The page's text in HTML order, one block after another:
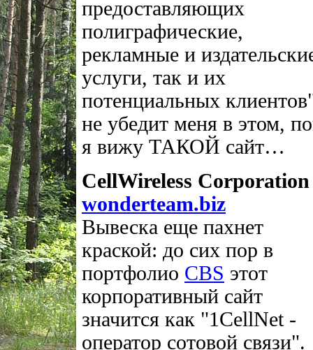
предоставляющих
полиграфические,
рекламные и
услуги, так и их
потенциальных
не убедит меня в этом,
я вижу ТАКОЙ сайт…
CellWireless Corporation
wonderteam.biz
Вывеска еще пахнет
краской: до сих пор в
портфолио CBS этот
корпоративный сайт
значится как "1CellNet -
оператор сотовой связи".